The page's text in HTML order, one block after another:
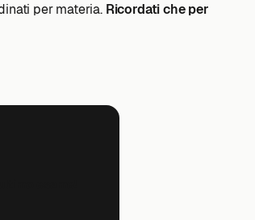
per materia. Ricordati che per